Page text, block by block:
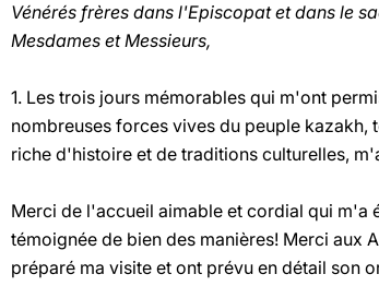
Vénérés frères dans l'Episcopat et dans le
Mesdames et Messieurs,
1. Les trois jours mémorables qui m'ont
nombreuses forces vives du peuple kazakh,
riche d'histoire et de traditions culturelles,
Merci de l'accueil aimable et cordial qui m'a
témoignée de bien des manières! Merci aux
préparé ma visite et ont prévu en détail son